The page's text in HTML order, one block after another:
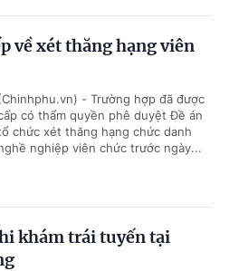
về xét thăng hạng viên
- Trường hợp đã được
có thẩm quyền phê duyệt Đề án
chức xét thăng hạng chức danh
nghiệp viên chức trước ngày...
khám trái tuyến tại